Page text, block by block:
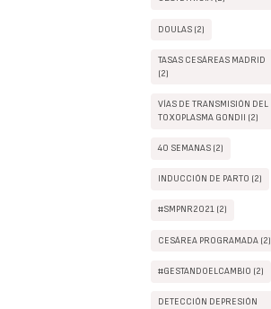
DOULAS (2)
TASAS CESÁREAS MADRID
(2)
VÍAS DE TRANSMISIÓN DEL
TOXOPLASMA GONDII (2)
40 SEMANAS (2)
INDUCCIÓN DE PARTO (2)
#SMPNR2021 (2)
CESÁREA PROGRAMADA (2)
#GESTANDOELCAMBIO (2)
DETECCIÓN DEPRESIÓN